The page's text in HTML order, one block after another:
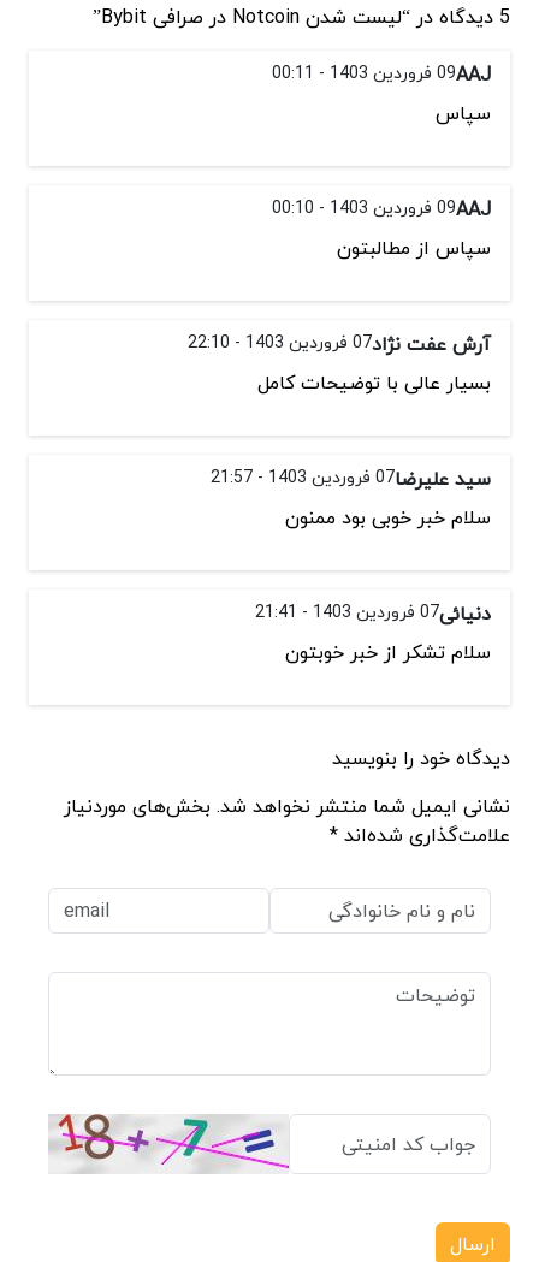
5 دیدگاه در “لیست شدن Notcoin در صرافی Bybit”
AAJ09 فروردین 1403 - 00:11
سپاس
AAJ09 فروردین 1403 - 00:10
سپاس از مطالبتون
آرش عفت نژاد07 فروردین 1403 - 22:10
بسیار عالی با توضیحات کامل
سید علیرضا07 فروردین 1403 - 21:57
سلام خبر خوبی بود ممنون
دنیائی07 فروردین 1403 - 21:41
سلام تشکر از خبر خوبتون
دیدگاه خود را بنویسید
نشانی ایمیل شما منتشر نخواهد شد. بخش‌های موردنیاز
علامت‌گذاری شده‌اند *
ارسال